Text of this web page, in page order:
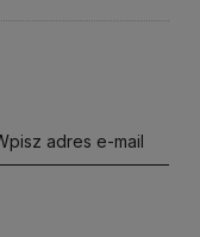
adres e-mail